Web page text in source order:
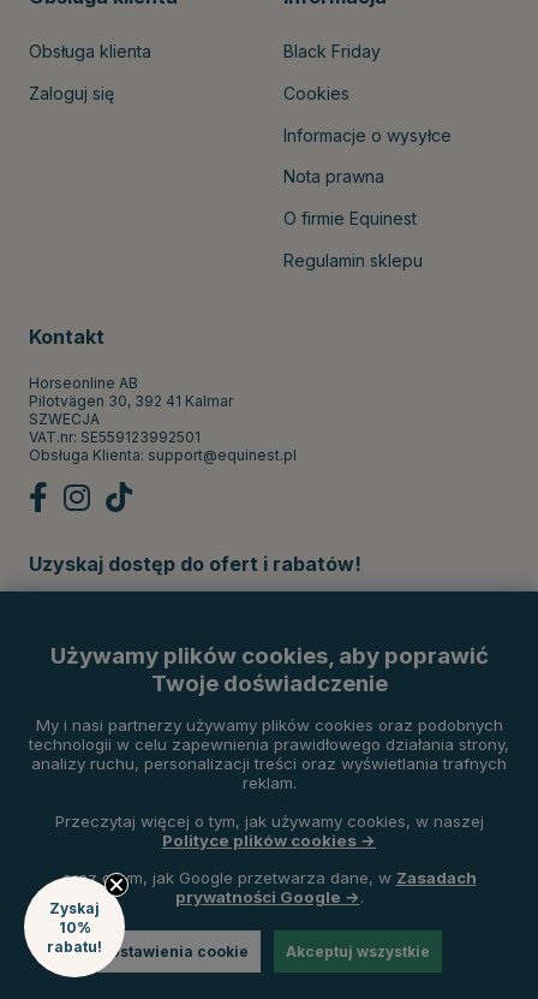
Obsługa klienta
Zaloguj się
Black Friday
Cookies
Informacje o wysyłce
Nota prawna
O firmie Equinest
Regulamin sklepu
Kontakt
Horseonline AB
Pilotvägen 30, 392 41 Kalmar
SZWECJA
VAT.nr: SE559123992501
Obsługa Klienta: support@equinest.pl
Uzyskaj dostęp do ofert i rabatów!
Używamy plików cookies, aby poprawić
Twoje doświadczenie
My i nasi partnerzy używamy plików cookies oraz podobnych
technologii w celu zapewnienia prawidłowego działania strony,
analizy ruchu, personalizacji treści oraz wyświetlania trafnych
reklam.
Przeczytaj więcej o tym, jak używamy cookies, w naszej
Polityce plików cookies →
oraz o tym, jak Google przetwarza dane, w Zasadach
prywatności Google →.
Ustawienia cookie Akceptuj wszystkie
Zyskaj
10%
rabatu!